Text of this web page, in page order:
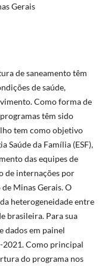
Gerais
de saneamento têm
de saúde,
Como forma de
têm sido
tem como objetivo
Saúde da Família (ESF),
das equipes de
de internações por
Minas Gerais. O
heterogeneidade entre
brasileira. Para sua
dados em painel
Como principal
do programa nos